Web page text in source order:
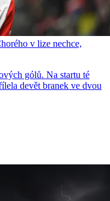
v lize nechce,
gólů. Na startu té
devět branek ve dvou